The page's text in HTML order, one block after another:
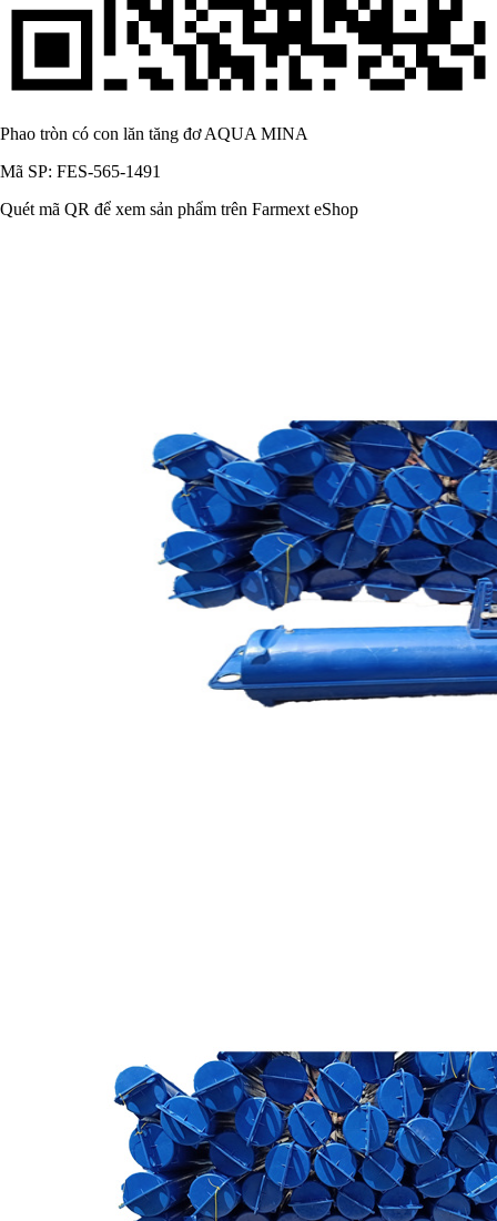
Phao tròn có con lăn tăng đơ AQUA MINA
Mã SP: FES-565-1491
Quét mã QR để xem sản phẩm trên Farmext eShop